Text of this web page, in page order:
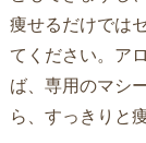
痩せるだけでは
てください。ア
ば、専用のマシ
ら、すっきりと